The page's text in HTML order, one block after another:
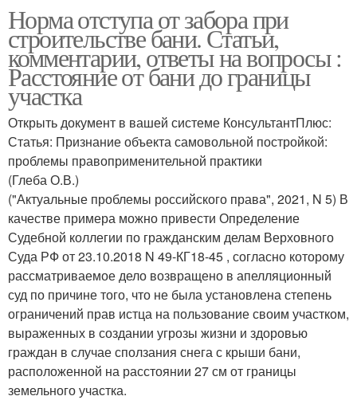
Норма отступа от забора при
строительстве бани. Статьи,
комментарии, ответы на вопросы :
Расстояние от бани до границы
участка
Открыть документ в вашей системе КонсультантПлюс:
Статья: Признание объекта самовольной постройкой:
проблемы правоприменительной практики
(Глеба О.В.)
("Актуальные проблемы российского права", 2021, N 5) В
качестве примера можно привести Определение
Судебной коллегии по гражданским делам Верховного
Суда РФ от 23.10.2018 N 49-КГ18-45 , согласно которому
рассматриваемое дело возвращено в апелляционный
суд по причине того, что не была установлена степень
ограничений прав истца на пользование своим участком,
выраженных в создании угрозы жизни и здоровью
граждан в случае сползания снега с крыши бани,
расположенной на расстоянии 27 см от границы
земельного участка.